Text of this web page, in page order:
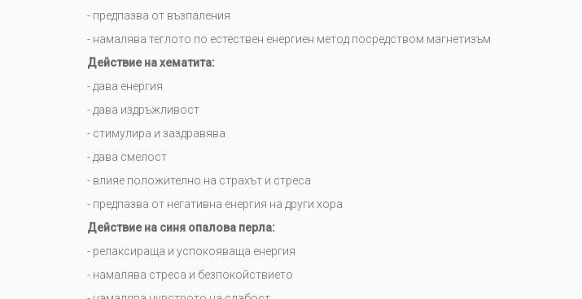
- предпазва от възпаления
- намалява теглото по естествен енергиен метод посредством магнетизъм
Действие на хематита:
- дава енергия
- дава издръжливост
- стимулира и заздравява
- дава смелост
- влияе положително на страхът и стреса
- предпазва от негативна енергия на други хора
Действие на синя опалова перла:
- релаксираща и успокояваща енергия
- намалява стреса и безпокойствието